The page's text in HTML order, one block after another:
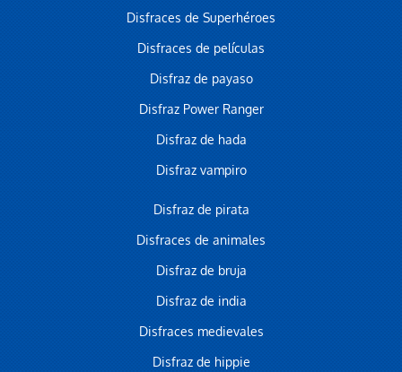
Disfraces de Superhéroes
Disfraces de películas
Disfraz de payaso
Disfraz Power Ranger
Disfraz de hada
Disfraz vampiro
Disfraz de pirata
Disfraces de animales
Disfraz de bruja
Disfraz de india
Disfraces medievales
Disfraz de hippie